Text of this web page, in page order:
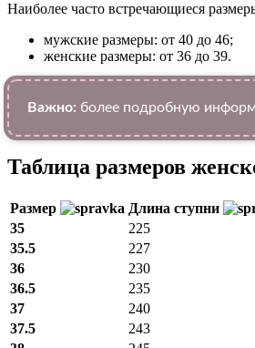
Наиболее часто встречающиеся
мужские размеры: от 40 до 46;
женские размеры: от 36 до 39.
Важно: более подробную
Таблица размеров
Размер
Длина ступни
35
225
35.5
227
36
230
36.5
235
37
240
37.5
243